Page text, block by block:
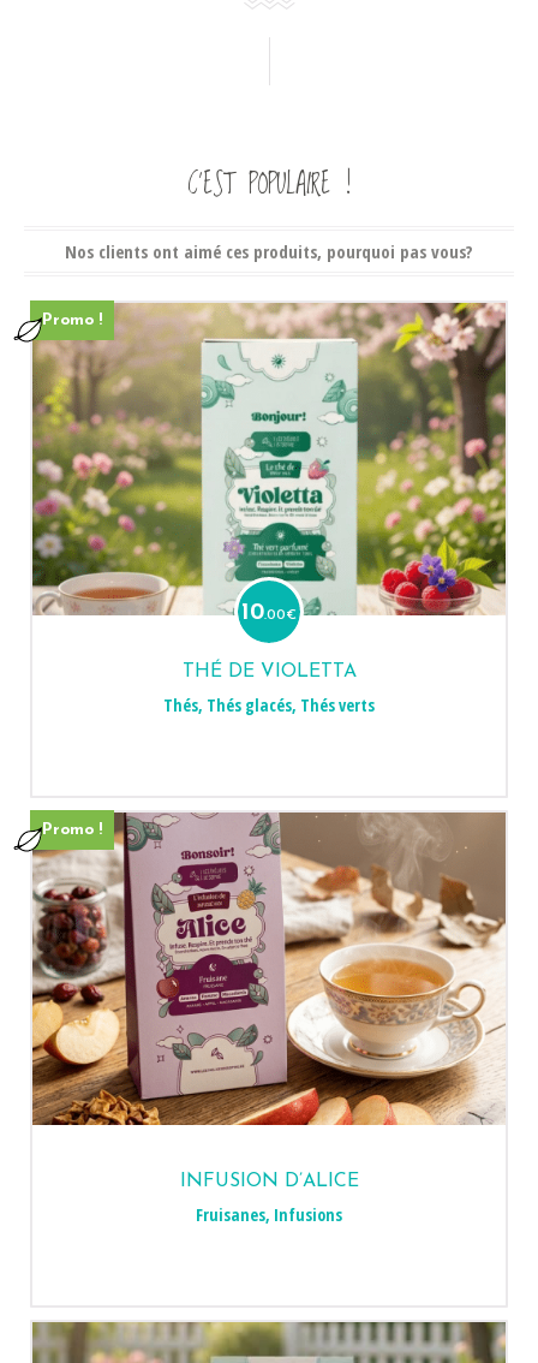
C’EST POPULAIRE !
Nos clients ont aimé ces produits, pourquoi pas vous?
Promo !
10.00€
THÉ DE VIOLETTA
Thés, Thés glacés, Thés verts
Promo !
INFUSION D’ALICE
Fruisanes, Infusions